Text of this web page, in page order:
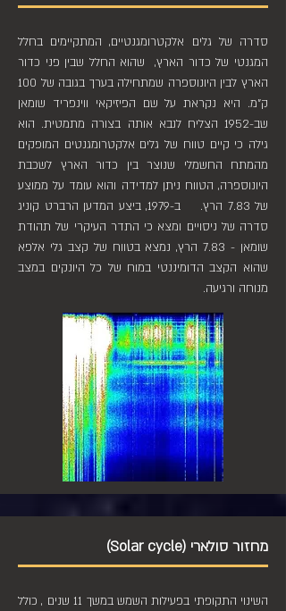
סדרה של גלים אלקטרומגנטיים, המתקיימים בחלל
המגנטי של כדור הארץ, שהוא החלל שבין פני כדור
הארץ לבין היונוספרה שמתחילה בערך בגובה של 100
ק"מ. היא נקראת על שם הפיזיקאי ווינפריד שומאן
שב-1952 הצליח לנבא אותה בצורה מתמטית. הוא
גילה כי קיים טווח של גלים אלקטרומגנטים המופקים
מהמתח החשמלי שנוצר בין כדור הארץ לשכבת
היונוספרה, הטווח ניתן למדידה והוא עומד על ממוצע
של 7.83 הרץ. ב-1979, ביצע המדען הרברט קוניג
סדרה של ניסויים ומצא כי התדר העיקרי של תהודת
שומאן - 7.83 הרץ, נמצא בטווח של קצב גלי אלפא
שהוא הקצב הדומיננטי במוח של כל היונקים במצב
מנוחה ורגיעה.
מחזור סולארי (Solar cycle)
השינוי התקופתי בפעילות השמש במשך 11 שנים , כולל